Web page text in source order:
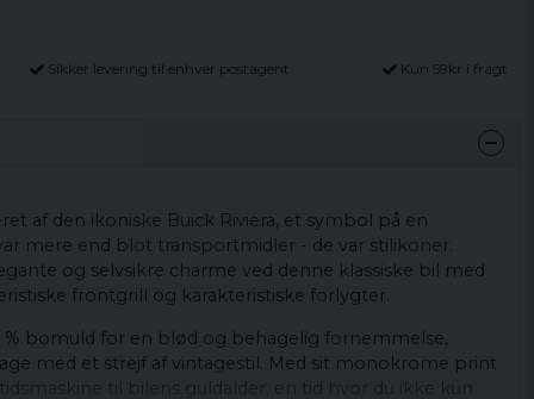
Sikker levering til enhver postagent Kun 59kr i fragt
af den ikoniske Buick Riviera, et symbol på en
mere end blot transportmidler - de var stilikoner.
og selvsikre charme ved denne klassiske bil med
frontgrill og karakteristiske forlygter.
% bomuld for en blød og behagelig fornemmelse,
med et strejf af vintagestil. Med sit monokrome print
til bilens guldalder, en tid hvor du ikke kun